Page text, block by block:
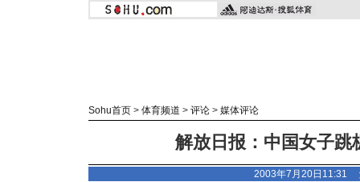
Sohu首页 > 体育频道 > 评论 > 媒体评论
解放日报：中国女子跳
2003年7月20日11:31